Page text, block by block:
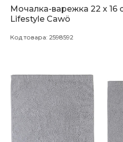
Мочалка-варежка 22 x 16
Lifestyle Cawö
Код товара: 2598592